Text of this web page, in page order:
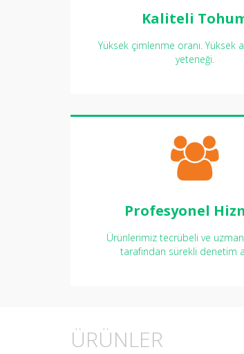
Kaliteli
Yüksek çimlenme oranı. Yüksek
yeteneği.
Profesyonel
Ürünlerimiz tecrübeli ve
tarafından sürekli denetim
ÜRÜNLER